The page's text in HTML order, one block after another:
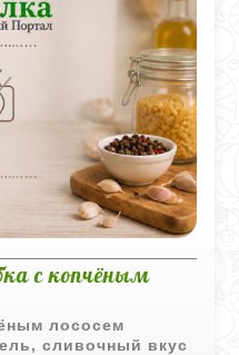
с копчёным
лососем
сливочный вкус